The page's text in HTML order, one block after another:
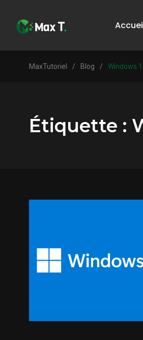
MaxTutoriel / Blog / Windows
Étiquette :